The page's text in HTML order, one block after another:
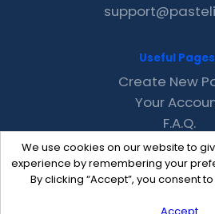
We use cookies on our website to
experience by remembering your
By clicking “Accept”, you consent
Useful Pages
Create New
Your
F.A.Q.
Recent
Contact